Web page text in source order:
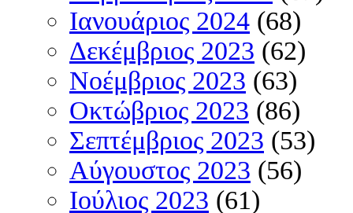
Ιανουάριος 2024 (68)
Δεκέμβριος 2023 (62)
Νοέμβριος 2023 (63)
Οκτώβριος 2023 (86)
Σεπτέμβριος 2023 (53)
Αύγουστος 2023 (56)
Ιούλιος 2023 (61)